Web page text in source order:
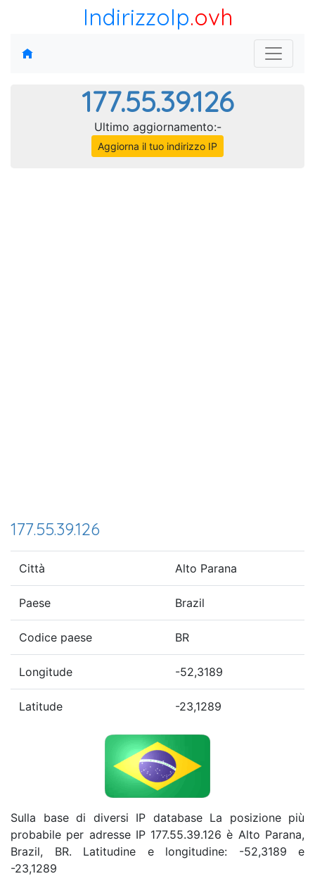
IndirizzoIp.ovh
177.55.39.126
Ultimo aggiornamento:-
Aggiorna il tuo indirizzo IP
177.55.39.126
Città Alto Parana
Paese Brazil
Codice paese BR
Longitude -52,3189
Latitude -23,1289
Sulla base di diversi IP database La posizione più
probabile per adresse IP 177.55.39.126 è Alto Parana,
Brazil, BR. Latitudine e longitudine: -52,3189 e
-23,1289